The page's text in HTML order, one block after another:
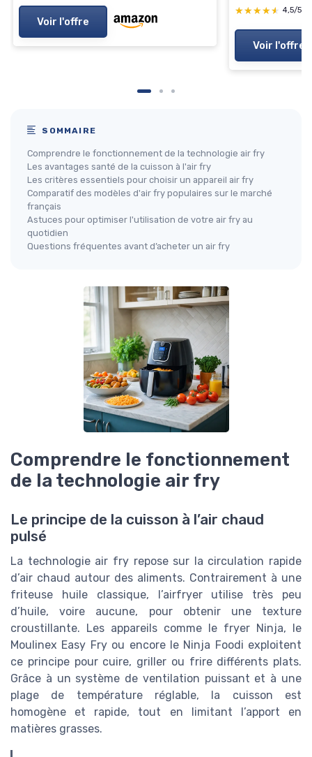
Voir l'offre
★★★★★
★★★★★ 4,5/5
Voir l'offre
SOMMAIRE
Comprendre le fonctionnement de la technologie air fry
Les avantages santé de la cuisson à l'air fry
Les critères essentiels pour choisir un appareil air fry
Comparatif des modèles d'air fry populaires sur le marché
français
Astuces pour optimiser l'utilisation de votre air fry au
quotidien
Questions fréquentes avant d’acheter un air fry
Comprendre le fonctionnement
de la technologie air fry
Le principe de la cuisson à l’air chaud
pulsé
La technologie air fry repose sur la circulation rapide
d’air chaud autour des aliments. Contrairement à une
friteuse huile classique, l’airfryer utilise très peu
d’huile, voire aucune, pour obtenir une texture
croustillante. Les appareils comme le fryer Ninja, le
Moulinex Easy Fry ou encore le Ninja Foodi exploitent
ce principe pour cuire, griller ou frire différents plats.
Grâce à un système de ventilation puissant et à une
plage de température réglable, la cuisson est
homogène et rapide, tout en limitant l’apport en
matières grasses.